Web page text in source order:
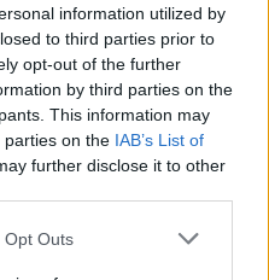
information utilized by
to third parties prior to
opt-out of the further
by third parties on the
This information may
parties on the IAB’s List of
further disclose it to other
uses one or more Google
Opt Outs
a tizenegyest,
forduló elteltével 66
kínai bajnokság
a Beijing Guoant.